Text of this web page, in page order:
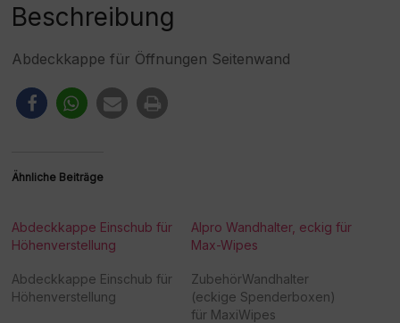
Beschreibung
Abdeckkappe für Öffnungen Seitenwand
Ähnliche Beiträge
Abdeckkappe Einschub für
Höhenverstellung
Abdeckkappe Einschub für
Höhenverstellung
Alpro Wandhalter, eckig für
Max-Wipes
ZubehörWandhalter
(eckige Spenderboxen)
für MaxiWipes